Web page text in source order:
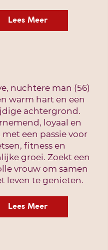
Lees Meer
nuchtere man (56)
warm hart en een
achtergrond.
loyaal en
met een passie voor
fitness en
groei. Zoekt een
vrouw om samen
leven te genieten.
Lees Meer